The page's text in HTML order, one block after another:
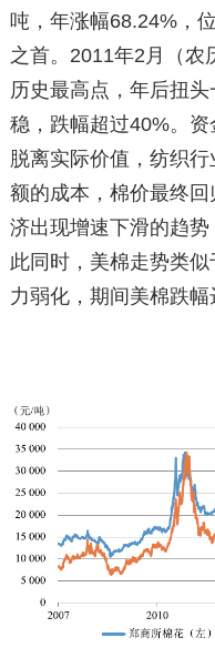
吨，年涨幅68.24%，
之首。2011年2月（农
历史最高点，年后扭
稳，跌幅超过40%。
脱离实际价值，纺织
额的成本，棉价最终
济出现增速下滑的趋
此同时，美棉走势类
力弱化，期间美棉跌幅